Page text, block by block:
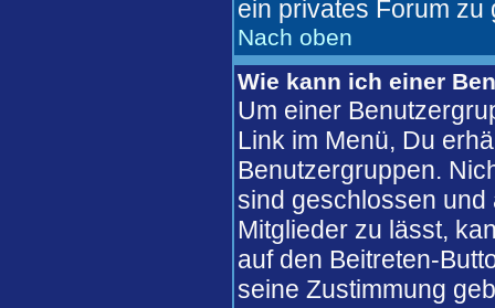
ein privates Forum zu
Nach oben
Wie kann ich einer
Um einer
Link im Menü, Du
Benutzergruppen.
sind geschlossen
Mitglieder zu lässt,
auf den Beitreten-
seine Zustimmung